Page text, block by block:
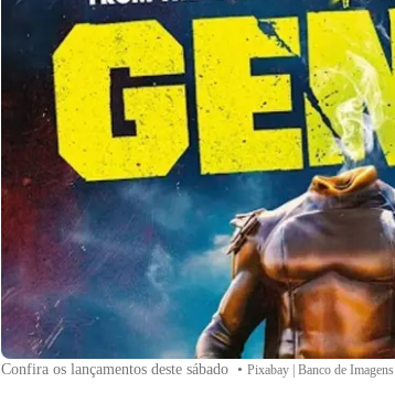
Confira os lançamentos deste sábado • Pixabay | Banco de Imagens